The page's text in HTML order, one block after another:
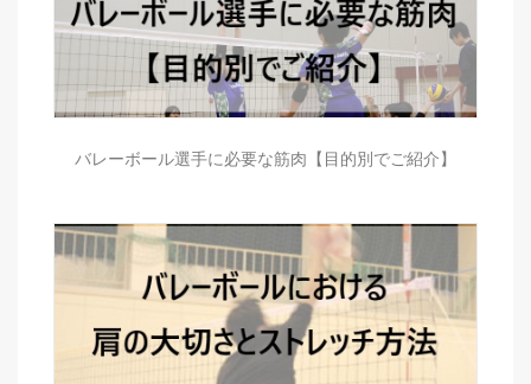
バレーボール選手に必要な筋肉【目的別でご紹介】